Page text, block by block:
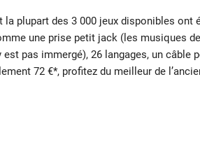
plupart des 3 000 jeux disponibles ont
une prise petit jack (les musiques
pas immergé), 26 langages, un câble
72 €*, profitez du meilleur de